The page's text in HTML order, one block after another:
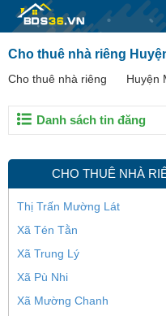
Cho thuê nhà riêng
Cho thuê nhà riêng Huyện
Danh sách tin đăng
CHO THUÊ NHÀ
Thị Trấn Mường Lát
Xã Tén Tằn
Xã Trung Lý
Xã Pù Nhi
Xã Mường Chanh